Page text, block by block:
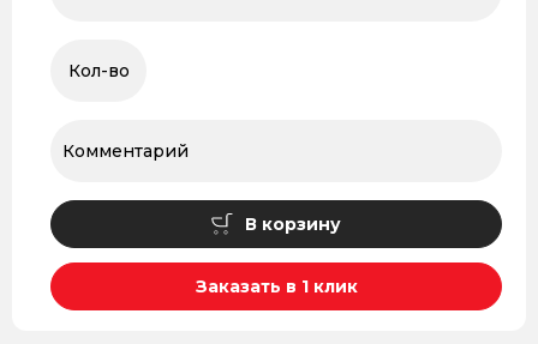
В корзину
Заказать в 1 клик